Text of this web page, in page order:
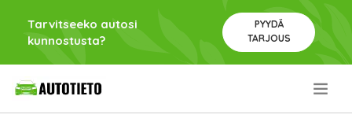
Tarvitseeko autosi
kunnostusta?
PYYDÄ
TARJOUS